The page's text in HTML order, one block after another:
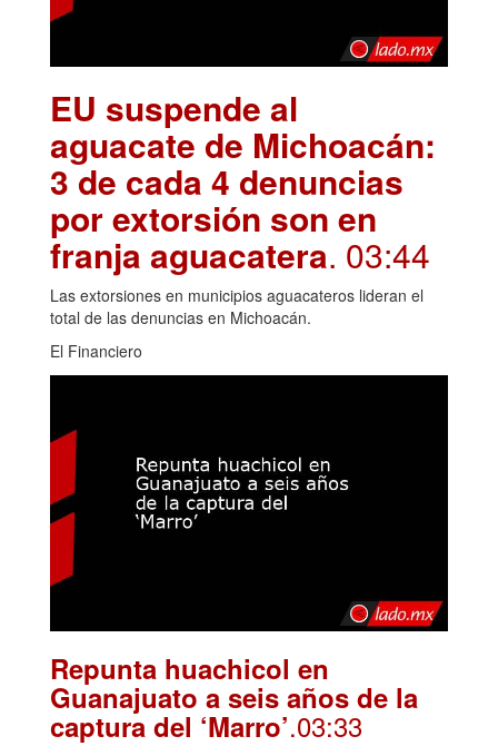
EU suspende al
aguacate de Michoacán:
3 de cada 4 denuncias
por extorsión son en
franja aguacatera. 03:44
Las extorsiones en municipios aguacateros lideran el
total de las denuncias en Michoacán.
El Financiero
Repunta huachicol en
Guanajuato a seis años de la
captura del ‘Marro’.03:33